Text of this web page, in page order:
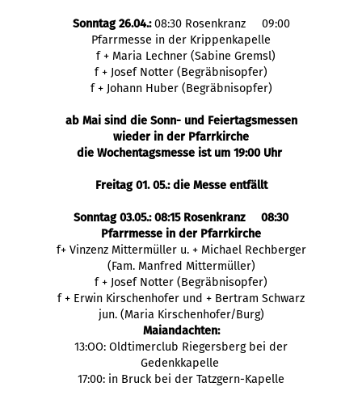
Sonntag 26.04.:08:30 Rosenkranz 09:00
Pfarrmesse in der Krippenkapelle
f + Maria Lechner (Sabine Gremsl)
f + Josef Notter (Begräbnisopfer)
f + Johann Huber (Begräbnisopfer)
ab Mai sind die Sonn- und Feiertagsmessen
wieder in der Pfarrkirche
die Wochentagsmesse ist um 19:00 Uhr
Freitag 01. 05.: die Messe entfällt
Sonntag 03.05.: 08:15 Rosenkranz 08:30
Pfarrmesse in der Pfarrkirche
f+ Vinzenz Mittermüller u. + Michael Rechberger
(Fam. Manfred Mittermüller)
f + Josef Notter (Begräbnisopfer)
f + Erwin Kirschenhofer und + Bertram Schwarz
jun. (Maria Kirschenhofer/Burg)
Maiandachten:
13:OO: Oldtimerclub Riegersberg bei der
Gedenkkapelle
17:00: in Bruck bei der Tatzgern-Kapelle